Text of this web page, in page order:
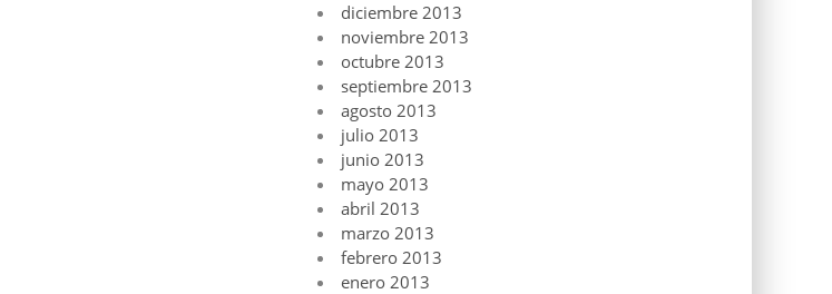
diciembre 2013
noviembre 2013
octubre 2013
septiembre 2013
agosto 2013
julio 2013
junio 2013
mayo 2013
abril 2013
marzo 2013
febrero 2013
enero 2013